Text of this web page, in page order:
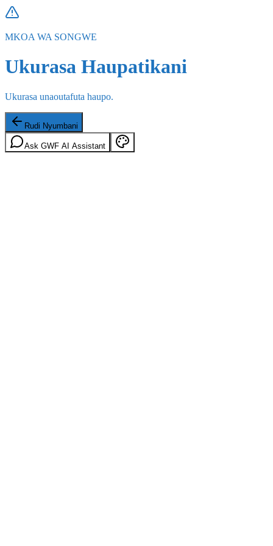
MKOA WA SONGWE
Ukurasa Haupatikani
Ukurasa unaoutafuta haupo.
Rudi Nyumbani
Ask GWF AI Assistant